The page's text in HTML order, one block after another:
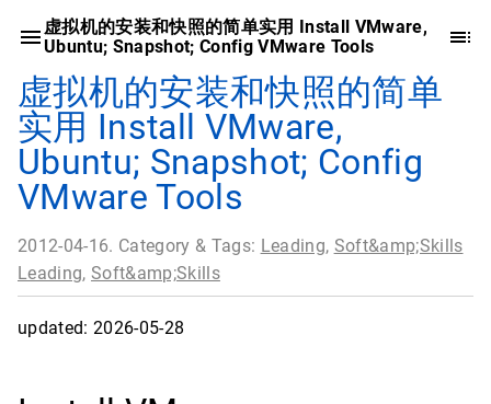
虚拟机的安装和快照的简单实用 Install VMware,
Ubuntu; Snapshot; Config VMware Tools
虚拟机的安装和快照的简单
实用 Install VMware,
Ubuntu; Snapshot; Config
VMware Tools
2012-04-16. Category & Tags: Leading, Soft&amp;Skills
Leading, Soft&amp;Skills
updated: 2026-05-28